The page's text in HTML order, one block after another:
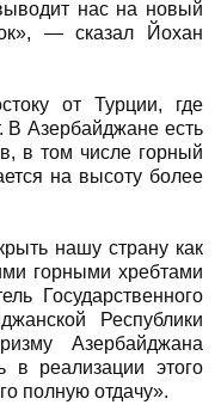
нас на новый
— сказал Йохан
от Турции, где
В Азербайджане есть
в том числе горный
на высоту более
нашу страну как
горными хребтами
Государственного
Республики
Азербайджана
в реализации этого
полную отдачу».